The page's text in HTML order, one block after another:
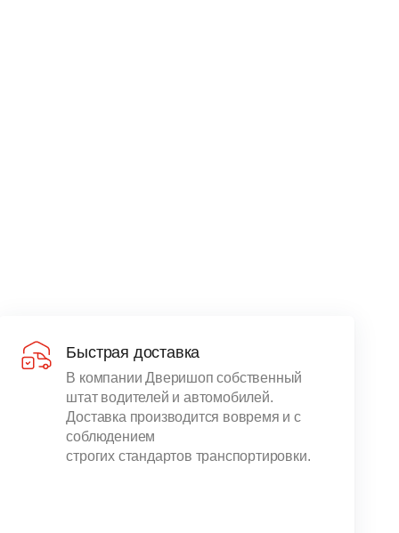
Быстрая доставка
В компании Дверишоп собственный
штат водителей и автомобилей.
Доставка производится вовремя и с
соблюдением
строгих стандартов транспортировки.